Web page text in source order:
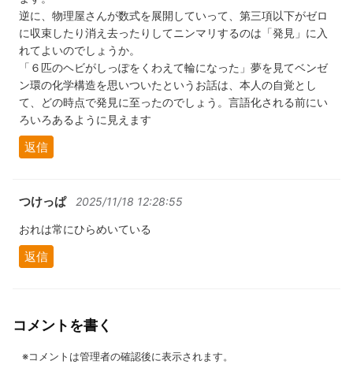
逆に、物理屋さんが数式を展開していって、第三項以下がゼロ
に収束したり消え去ったりしてニンマリするのは「発見」に入
れてよいのでしょうか。
「６匹のヘビがしっぽをくわえて輪になった」夢を見てベンゼ
ン環の化学構造を思いついたというお話は、本人の自覚とし
て、どの時点で発見に至ったのでしょう。言語化される前にい
ろいろあるように見えます
返信
つけっぱ 2025/11/18 12:28:55
おれは常にひらめいている
返信
コメントを書く
※コメントは管理者の確認後に表示されます。